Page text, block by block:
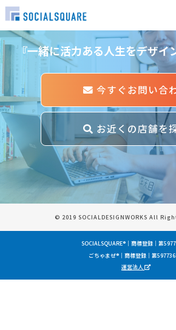
『一緒に活力ある人生をデザイ
今すぐお問い合
お近くの店舗を
© 2019 SOCIALDESIGNWORKS All
SOCIALSQUARE®｜商標登録｜第
ごちゃまぜ®｜商標登録｜第
運営法人